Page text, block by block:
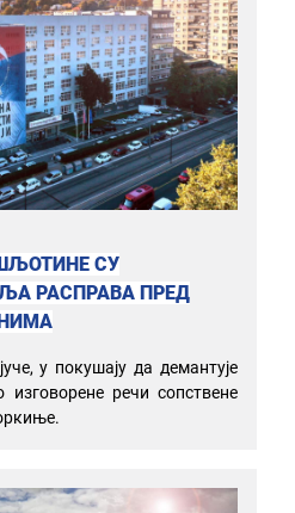
СУ
РАСПРАВА ПРЕД
у покушају да демантује
изговорене речи сопствене